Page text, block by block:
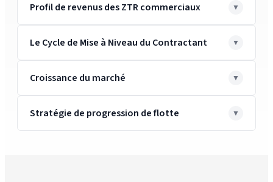
Profil de revenus des ZTR commerciaux
Le Cycle de Mise à Niveau du Contractant
Croissance du marché
Stratégie de progression de flotte